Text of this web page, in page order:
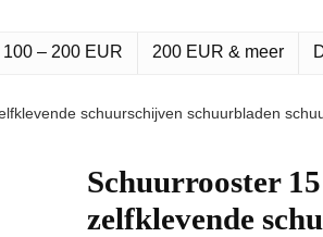
100 – 200 EUR 200 EUR & meer
schuurschijven schuurbladen
Schuurrooster
zelfklevende